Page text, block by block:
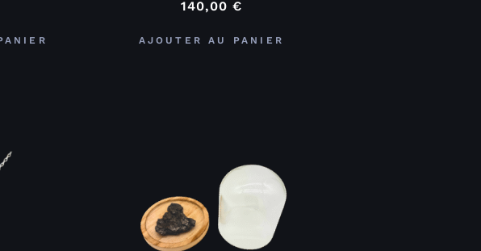
140,00 €
AJOUTER AU PANIER